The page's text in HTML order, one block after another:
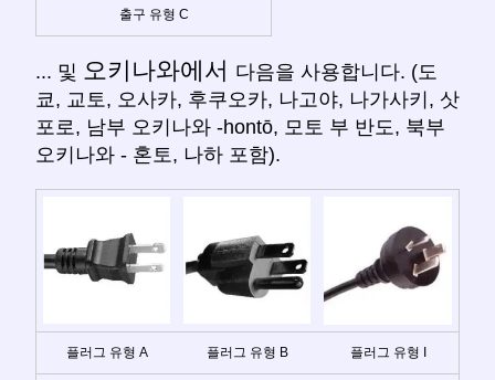
출구 유형 C
... 및 오키나와에서 다음을 사용합니다. (도
쿄, 교토, 오사카, 후쿠오카, 나고야, 나가사키, 삿
포로, 남부 오키나와 -hontō, 모토 부 반도, 북부
오키나와 - 혼토, 나하 포함).
플러그 유형 A 플러그 유형 B 플러그 유형 I